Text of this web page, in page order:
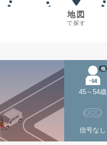
地図
で探す
45～54歳
他
信号なし